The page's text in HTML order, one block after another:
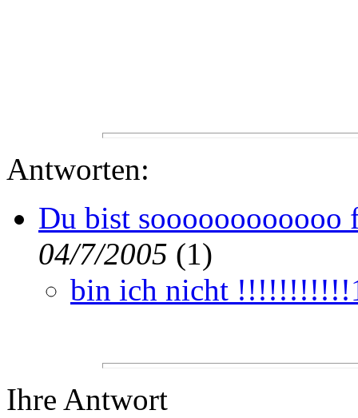
Antworten:
Du bist soooooooooooo
04/7/2005 (1)
bin ich nicht
Ihre Antwort